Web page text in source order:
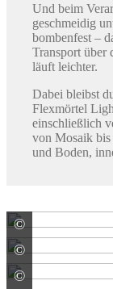
Und beim
geschmeidig
bombenfest –
Transport über
läuft leichter.
Dabei bleibst
Flexmörtel
einschließlich
von Mosaik bis
und Boden,
© PCI
© PCI
© PCI